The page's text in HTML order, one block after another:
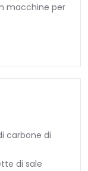
macchine per
carbone di
di sale